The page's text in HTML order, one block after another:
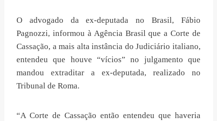
O advogado da ex-deputada no Brasil, Fábio
Pagnozzi, informou à Agência Brasil que a Corte de
Cassação, a mais alta instância do Judiciário italiano,
entendeu que houve “vícios” no julgamento que
mandou extraditar a ex-deputada, realizado no
Tribunal de Roma.
“A Corte de Cassação então entendeu que haveria